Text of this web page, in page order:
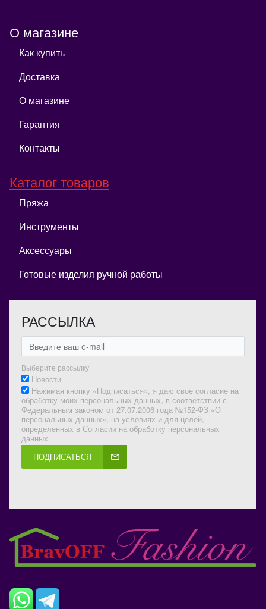
О магазине
Как купить
Доставка
О магазине
Гарантия
Контакты
Каталог товаров
Пряжа
Инструменты
Аксессуары
Готовые изделия ручной работы
РАССЫЛКА
Выберите рассылку
Новости
Нажимая кнопку «Подписаться», я даю свое согласие на
обработку моих персональных данных, в соответствии с
Федеральным законом от 27.07.2006 года №152-ФЗ «О
персональных данных», на условиях и для целей,
определенных в Согласии на обработку персональных
данных
ПОДПИСАТЬСЯ